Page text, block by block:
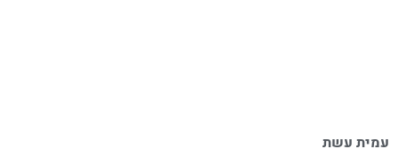
עמית עשת